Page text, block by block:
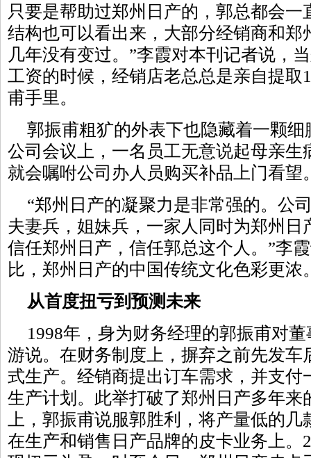
只要是帮助过郑州日产的，郭总都会
结构也可以看出来，大部分经销商和郑
几年没有变过。”李霞对本刊记者说，
工资的时候，经销店老总总是亲自提取
甫手里。
郭振甫粗犷的外表下也隐藏着一颗
公司会议上，一名员工无意说起母亲生
就会嘱咐公司办人员购买补品上门看望
“郑州日产的凝聚力是非常强的。公
夫妻兵，姐妹兵，一家人同时为郑州日
信任郑州日产，信任郭总这个人。”李
比，郑州日产的中国传统文化色彩更浓
从首度扭亏到预测未来
1998年，身为财务经理的郭振甫对
游说。在财务制度上，摒弃之前先发车
式生产。经销商提出订车需求，并支付
生产计划。此举打破了郑州日产多年来
上，郭振甫说服郭胜利，将产量低的
在生产和销售日产品牌的皮卡业务上。